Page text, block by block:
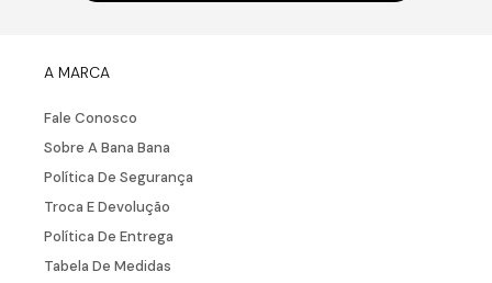
A MARCA
Fale Conosco
Sobre A Bana Bana
Política De Segurança
Troca E Devolução
Política De Entrega
Tabela De Medidas